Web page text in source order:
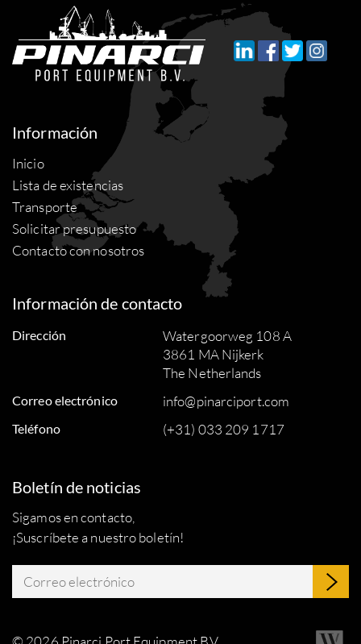
Información
Inicio
Lista de existencias
Transporte
Solicitar presupuesto
Contacto con nosotros
Información de contacto
Dirección
Watergoorweg 108 A
3861 MA Nijkerk
The Netherlands
Correo electrónico info@pinarciport.com
Teléfono (+31) 033 209 1717
Boletín de noticias
Sigamos en contacto,
¡Suscríbete a nuestro boletín!